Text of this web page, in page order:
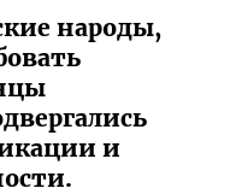
народы,
и